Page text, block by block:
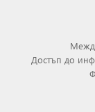
Достъп до